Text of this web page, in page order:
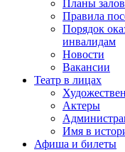
Планы залов
Правила
Порядок
инвалидам
Новости
Вакансии
Театр в лицах
Актеры
Имя в
Афиша и билеты